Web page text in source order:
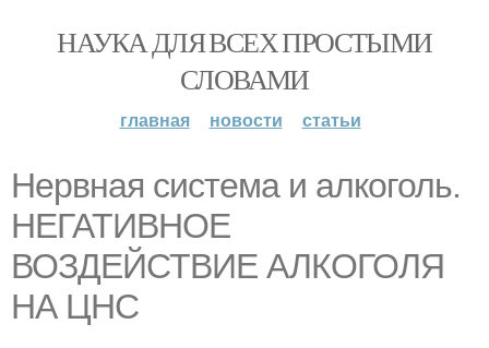
НАУКА ДЛЯ ВСЕХ ПРОСТЫМИ
СЛОВАМИ
главная новости статьи
Нервная система и алкоголь.
НЕГАТИВНОЕ
ВОЗДЕЙСТВИЕ АЛКОГОЛЯ
НА ЦНС